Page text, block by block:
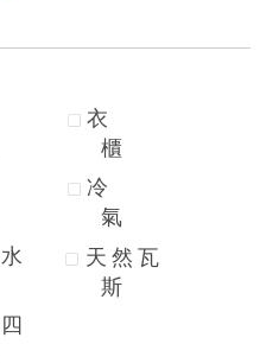
水
四
衣
櫃
冷
氣
天 然 瓦
斯